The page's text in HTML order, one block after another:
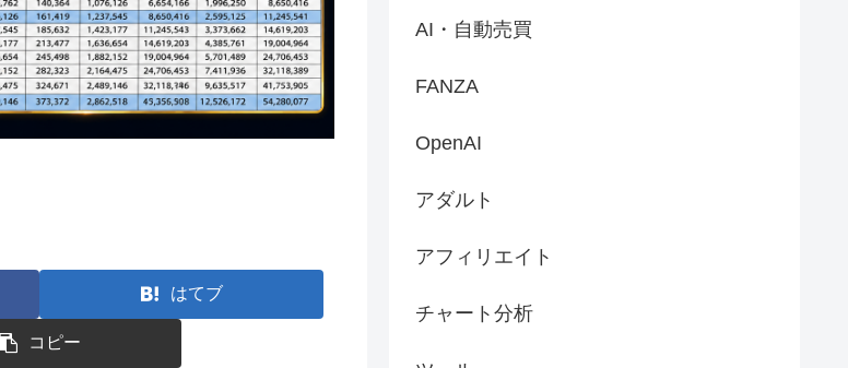
はてブ
コピー
AI・自動売買
FANZA
OpenAI
アダルト
アフィリエイト
チャート分析